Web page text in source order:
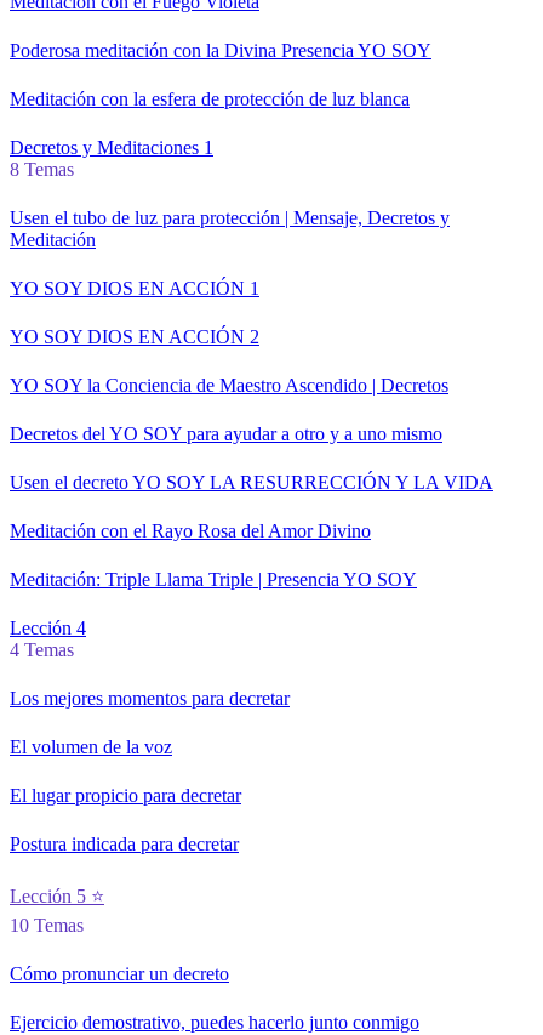
Poderosa meditación con la Divina Presencia YO SOY
Meditación con la esfera de protección de luz blanca
Decretos y Meditaciones 1
8 Temas
Usen el tubo de luz para protección | Mensaje, Decretos y
Meditación
YO SOY DIOS EN ACCIÓN 1
YO SOY DIOS EN ACCIÓN 2
YO SOY la Conciencia de Maestro Ascendido | Decretos
Decretos del YO SOY para ayudar a otro y a uno mismo
Usen el decreto YO SOY LA RESURRECCIÓN Y LA VIDA
Meditación con el Rayo Rosa del Amor Divino
Meditación: Triple Llama Triple | Presencia YO SOY
Lección 4
4 Temas
Los mejores momentos para decretar
El volumen de la voz
El lugar propicio para decretar
Postura indicada para decretar
Lección 5 ⭐
10 Temas
Cómo pronunciar un decreto
Ejercicio demostrativo, puedes hacerlo junto conmigo